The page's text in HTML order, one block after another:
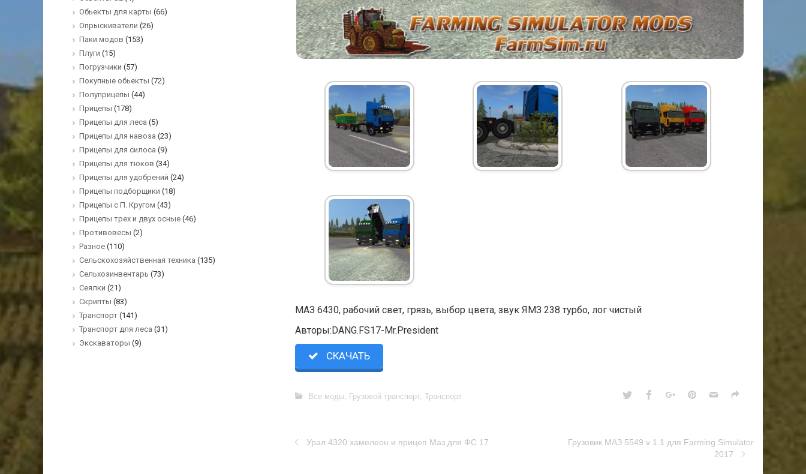
МАЗ 6430, рабочий свет, грязь, выбор цвета, звук ЯМЗ 238 турбо, лог чистый
Авторы:DANG.FS17-Mr.President
СКАЧАТЬ
Все моды, Грузовой транспорт, Транспорт
Урал 4320 хамелеон и прицеп Маз для ФС 17
Грузовик МАЗ 5549 v 1.1 для Farming Simulator
2017
Обьекты для карты (66)
Опрыскиватели (26)
Паки модов (153)
Плуги (15)
Погрузчики (57)
Покупные обьекты (72)
Полуприцепы (44)
Прицепы (178)
Прицепы для леса (5)
Прицепы для навоза (23)
Прицепы для силоса (9)
Прицепы для тюков (34)
Прицепы для удобрений (24)
Прицепы подборщики (18)
Прицепы с П. Кругом (43)
Прицепы трех и двух осные (46)
Противовесы (2)
Разное (110)
Сельскохозяйственная техника (135)
Сельхозинвентарь (73)
Сеялки (21)
Скрипты (83)
Транспорт (141)
Транспорт для леса (31)
Экскаваторы (9)